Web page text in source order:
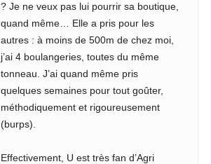
? Je ne veux pas lui pourrir sa boutique,
quand même… Elle a pris pour les
autres : à moins de 500m de chez moi,
j’ai 4 boulangeries, toutes du même
tonneau. J’ai quand même pris
quelques semaines pour tout goûter,
méthodiquement et rigoureusement
(burps).
Effectivement, U est très fan d’Agri